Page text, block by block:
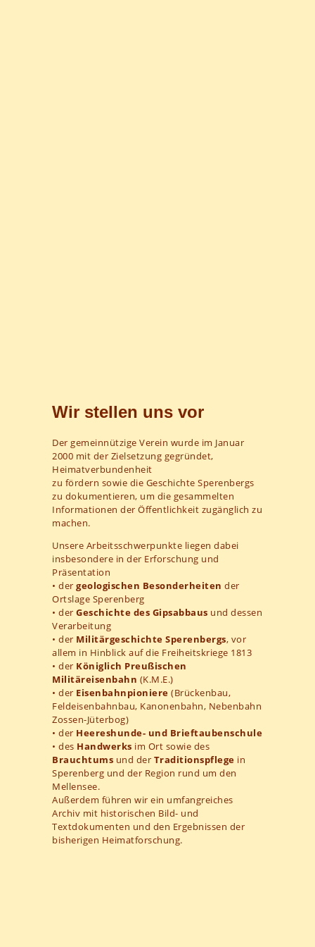
Wir stellen uns vor
Der gemeinnützige Verein wurde im Januar
2000 mit der Zielsetzung gegründet,
Heimatverbundenheit
zu fördern sowie die Geschichte Sperenbergs
zu dokumentieren, um die gesammelten
Informationen der Öffentlichkeit zugänglich zu
machen.
Unsere Arbeitsschwerpunkte liegen dabei
insbesondere in der Erforschung und
Präsentation
• der geologischen Besonderheiten der
Ortslage Sperenberg
• der Geschichte des Gipsabbaus und dessen
Verarbeitung
• der Militärgeschichte Sperenbergs, vor
allem in Hinblick auf die Freiheitskriege 1813
• der Königlich Preußischen
Militäreisenbahn (K.M.E.)
• der Eisenbahnpioniere (Brückenbau,
Feldeisenbahnbau, Kanonenbahn, Nebenbahn
Zossen-Jüterbog)
• der Heereshunde- und Brieftaubenschule
• des Handwerks im Ort sowie des
Brauchtums und der Traditionspflege in
Sperenberg und der Region rund um den
Mellensee.
Außerdem führen wir ein umfangreiches
Archiv mit historischen Bild- und
Textdokumenten und den Ergebnissen der
bisherigen Heimatforschung.